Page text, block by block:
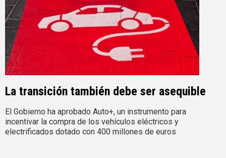
La transición también debe ser asequible
El Gobierno ha aprobado Auto+, un instrumento para
incentivar la compra de los vehículos eléctricos y
electrificados dotado con 400 millones de euros